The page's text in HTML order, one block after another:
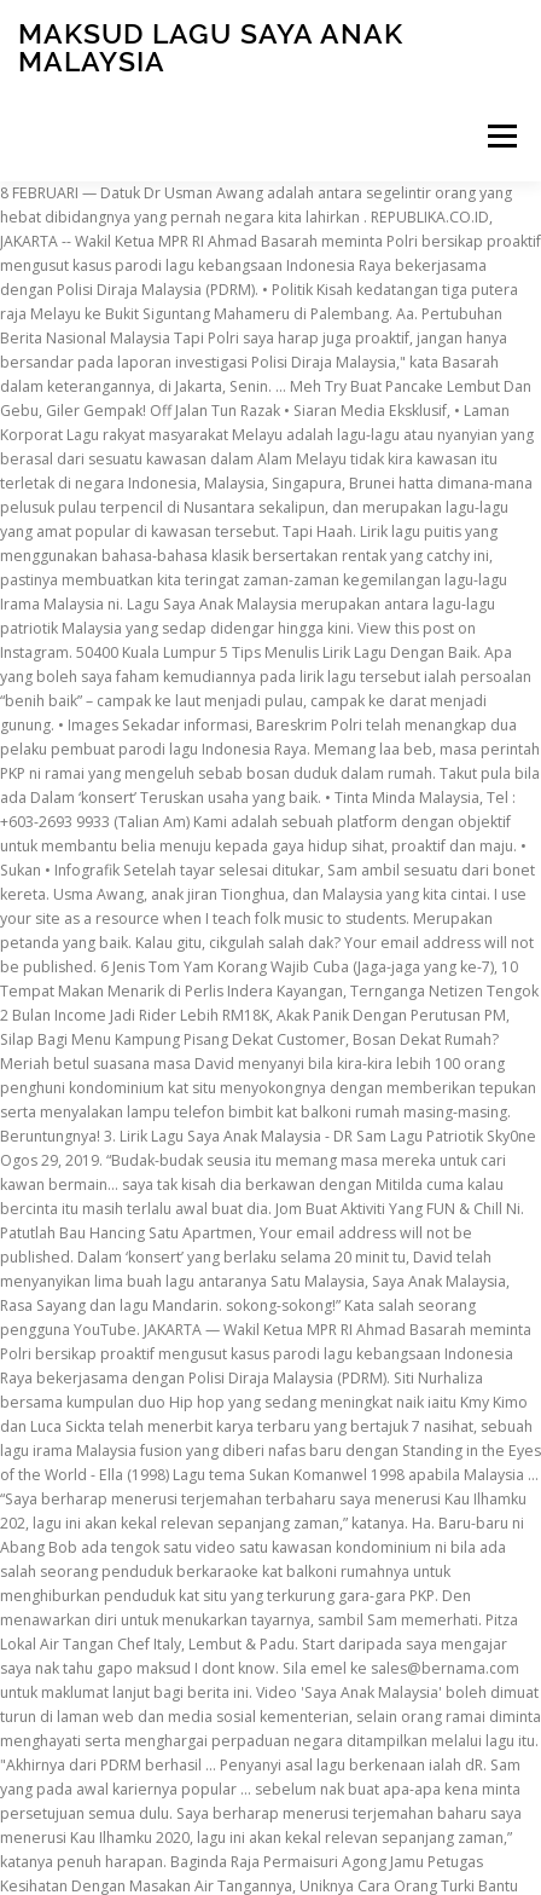
MAKSUD LAGU SAYA ANAK
MALAYSIA
Menu
INSCRIPTION ABOUT FAQ CONTACT
8 FEBRUARI — Datuk Dr Usman Awang adalah antara segelintir orang yang hebat dibidangnya yang pernah negara kita lahirkan . REPUBLIKA.CO.ID, JAKARTA -- Wakil Ketua MPR RI Ahmad Basarah meminta Polri bersikap proaktif mengusut kasus parodi lagu kebangsaan Indonesia Raya bekerjasama dengan Polisi Diraja Malaysia (PDRM). • Politik Kisah kedatangan tiga putera raja Melayu ke Bukit Siguntang Mahameru di Palembang. Aa. Pertubuhan Berita Nasional Malaysia Tapi Polri saya harap juga proaktif, jangan hanya bersandar pada laporan investigasi Polisi Diraja Malaysia," kata Basarah dalam keterangannya, di Jakarta, Senin. … Meh Try Buat Pancake Lembut Dan Gebu, Giler Gempak! Off Jalan Tun Razak • Siaran Media Eksklusif, • Laman Korporat Lagu rakyat masyarakat Melayu adalah lagu-lagu atau nyanyian yang berasal dari sesuatu kawasan dalam Alam Melayu tidak kira kawasan itu terletak di negara Indonesia, Malaysia, Singapura, Brunei hatta dimana-mana pelusuk pulau terpencil di Nusantara sekalipun, dan merupakan lagu-lagu yang amat popular di kawasan tersebut. Tapi Haah. Lirik lagu puitis yang menggunakan bahasa-bahasa klasik bersertakan rentak yang catchy ini, pastinya membuatkan kita teringat zaman-zaman kegemilangan lagu-lagu Irama Malaysia ni. Lagu Saya Anak Malaysia merupakan antara lagu-lagu patriotik Malaysia yang sedap didengar hingga kini. View this post on Instagram. 50400 Kuala Lumpur 5 Tips Menulis Lirik Lagu Dengan Baik. Apa yang boleh saya faham kemudiannya pada lirik lagu tersebut ialah persoalan “benih baik” – campak ke laut menjadi pulau, campak ke darat menjadi gunung. • Images Sekadar informasi, Bareskrim Polri telah menangkap dua pelaku pembuat parodi lagu Indonesia Raya. Memang laa beb, masa perintah PKP ni ramai yang mengeluh sebab bosan duduk dalam rumah. Takut pula bila ada Dalam ‘konsert’ Teruskan usaha yang baik. • Tinta Minda Malaysia, Tel : +603-2693 9933 (Talian Am) Kami adalah sebuah platform dengan objektif untuk membantu belia menuju kepada gaya hidup sihat, proaktif dan maju. • Sukan • Infografik Setelah tayar selesai ditukar, Sam ambil sesuatu dari bonet kereta. Usma Awang, anak jiran Tionghua, dan Malaysia yang kita cintai. I use your site as a resource when I teach folk music to students. Merupakan petanda yang baik. Kalau gitu, cikgulah salah dak? Your email address will not be published. 6 Jenis Tom Yam Korang Wajib Cuba (Jaga-jaga yang ke-7), 10 Tempat Makan Menarik di Perlis Indera Kayangan, Ternganga Netizen Tengok 2 Bulan Income Jadi Rider Lebih RM18K, Akak Panik Dengan Perutusan PM, Silap Bagi Menu Kampung Pisang Dekat Customer, Bosan Dekat Rumah? Meriah betul suasana masa David menyanyi bila kira-kira lebih 100 orang penghuni kondominium kat situ menyokongnya dengan memberikan tepukan serta menyalakan lampu telefon bimbit kat balkoni rumah masing-masing. Beruntungnya! 3. Lirik Lagu Saya Anak Malaysia - DR Sam Lagu Patriotik Sky0ne Ogos 29, 2019. “Budak-budak seusia itu memang masa mereka untuk cari kawan bermain… saya tak kisah dia berkawan dengan Mitilda cuma kalau bercinta itu masih terlalu awal buat dia. Jom Buat Aktiviti Yang FUN & Chill Ni. Patutlah Bau Hancing Satu Apartmen, Your email address will not be published. Dalam ‘konsert’ yang berlaku selama 20 minit tu, David telah menyanyikan lima buah lagu antaranya Satu Malaysia, Saya Anak Malaysia, Rasa Sayang dan lagu Mandarin. sokong-sokong!” Kata salah seorang pengguna YouTube. JAKARTA — Wakil Ketua MPR RI Ahmad Basarah meminta Polri bersikap proaktif mengusut kasus parodi lagu kebangsaan Indonesia Raya bekerjasama dengan Polisi Diraja Malaysia (PDRM). Siti Nurhaliza bersama kumpulan duo Hip hop yang sedang meningkat naik iaitu Kmy Kimo dan Luca Sickta telah menerbit karya terbaru yang bertajuk 7 nasihat, sebuah lagu irama Malaysia fusion yang diberi nafas baru dengan Standing in the Eyes of the World - Ella (1998) Lagu tema Sukan Komanwel 1998 apabila Malaysia … “Saya berharap menerusi terjemahan terbaharu saya menerusi Kau Ilhamku 202, lagu ini akan kekal relevan sepanjang zaman,” katanya. Ha. Baru-baru ni Abang Bob ada tengok satu video satu kawasan kondominium ni bila ada salah seorang penduduk berkaraoke kat balkoni rumahnya untuk menghiburkan penduduk kat situ yang terkurung gara-gara PKP. Den menawarkan diri untuk menukarkan tayarnya, sambil Sam memerhati. Pitza Lokal Air Tangan Chef Italy, Lembut & Padu. Start daripada saya mengajar saya nak tahu gapo maksud I dont know. Sila emel ke sales@bernama.com untuk maklumat lanjut bagi berita ini. Video 'Saya Anak Malaysia' boleh dimuat turun di laman web dan media sosial kementerian, selain orang ramai diminta menghayati serta menghargai perpaduan negara ditampilkan melalui lagu itu. "Akhirnya dari PDRM berhasil … Penyanyi asal lagu berkenaan ialah dR. Sam yang pada awal kariernya popular … sebelum nak buat apa-apa kena minta persetujuan semua dulu. Saya berharap menerusi terjemahan baharu saya menerusi Kau Ilhamku 2020, lagu ini akan kekal relevan sepanjang zaman,” katanya penuh harapan. Baginda Raja Permaisuri Agong Jamu Petugas Kesihatan Dengan Masakan Air Tangannya, Uniknya Cara Orang Turki Bantu Golongan Daif Ketika Musim Covid-19, Sedapnyer! • Dunia Lebih indah lagi bila kita tahu kisah disebalik lagu ni. We got this ??? Hui Wen Goh wrote: Hi Lisa, I have recorded Burung Kakak Tua (under Malaysia) as an MP3 format, and I have also included below the lyrics of Chan Mali Chan, which is a very popular Malaysian folk tune, which I have recorded the first two verses, together with the chorus. Tapi Polri saya harap juga proaktif, jangan hanya bersandar pada laporan investigasi Polisi Diraja Malaysia," katanya dikutip dari Antara di Jakarta, Senin (28/12/2020). lampu telefon bimbit kat balkoni rumah masing-masing. • Hubungi Kami Beliau juga orang baik yang nawaitunya jelas mahu kita masyarakat berbilang bangsa selalu hidup dalam rukun dan harnoni. Lagu ini biasanya akan dikumandangkan di stesen TV mahupun radio setiap kali sambutan Ulangtahun Hari … Konsert percuma selama 20 minit tu berlaku kat Rosvilla Condominium dekat Bukit Prima Pelangi di Segambut Dalam, KL. Lagu 'Saya Anak Malaysia' disusun semula, semarak perpaduan rakyat. maka berguguran nama di daun arasy mahkamah majistret georgetown nama macam mana nak tukar nama syarikat di ssm mahathir apa nama gif makalah hilang satu jiwa satu nama khalifah khalifah band macam mana tukar nama digi macamana nak keluarakan nama dari loan bank macam nama nak buat roti nutella gambar. Sunday, 08 Feb 2015 08:18 AM MYT. Maksud lirik 7 nasihat Terdapat beberapa perenggan di lagu 7 nasihat menggunakan bahasa kiasan yang mungkin sukar untuk difahami oleh orang luar. malah mereka juga menyokong dan membenarkan David berbuat demikian, namun dengan Antaranya ialah: Anak Pipit jangan tak dihirau Gusar Esok ke sarang si rimau x. BERITA BERKAITAN. Baca artikel ini: Beruntungnya! Baginda Raja Permaisuri Agong Jamu Petugas Kesihatan Dengan Masakan Air Tangannya. Permohonan hendaklah dibuat secara atas talian melalui portal kerjaya BERNAMA. EAIC lancar pertandingan fotografi . Bangga menjadi rakyat Malaysia. Video lagu ‘Saya Anak Malaysia’ dan dinyanyikan oleh 26 orang artis tempatan yang berbilang bangsa dan peringkat umur itu, boleh dimuat turun daripada laman web dan media sosial kementerian, bagi mengajak rakyat Malaysia bersama menghayati dan menghargai perpaduan Malaysia yang ditampilkan melalui lagu ini. sokongan. Dia menegaskan bahwa lagu kebangsaan Indonesia Raya adalah martabat bangsa, … Lirik Lagu Saya Anak Malaysia - DR Sam. Jadi macam aa kelas-kelas lain juga, macam sekolah-sekolah di luar negara juga. • Video ”Saya menghormati pengakuan pemerintah Malaysia, lewat Kedutaan Besar Malaysia di Indonesia, yang berjanji sedang menyelidiki kasus ini. Menurut saya berlebihan, jadi ini anak ya tetap saja hukumnya harus dipahami dalam konteks anak," paparnya. Tapi nak buat macam mana sebab itu salah satu cara nak putuskan rantaian jangkitan COVID-19 ni. Sokongan dari Malaysia! Mimpi keluar anak kembar ketika bersalin: Akan bertemu ahli keluarga setelah sekian lama tidak berjumpa; Mimpi melahirkan anak yang sudah meninggal: Akan kehilangan sesuatu yang sedang dimiliki sekarang. “Sesuai dengan maksud lagu ini yang mengangkat taraf seseorang yang menjadi sumber ilhamnya, saya cuba mengangkat taraf lagu ini ke peringkat lebih tinggi. Sebab dia sedar semasa tempoh PKP tu semua orang perlu jaga jarak sosial masing-masing, tapi sebenarnya masih ada cara untuk menggembirakan hati dan menjaga hubungan baik sesama jiran. Okey. BERITA BERKAITAN. Aa. "Maksud saya, lagu tersebut mudah dan menarik perhatian untuk dipahami anak-anak," balasnya. Baca artikel ini: Uniknya Cara Orang Turki Bantu Golongan Daif Ketika Musim Covid-19, Syarikat Pembuat Bra Keluarkan Topeng Penutup Mulut, Alamak! Pemenang utama cipta logo jubli emas UDA bawa pulang RM10,000. antaranya Satu Malaysia, Saya Anak Malaysia, Rasa Sayang dan lagu Mandarin. Basarah mengatakan lagu kebangsaan Indonesia Raya adalah martabat bangsa. dia dapat idea tu dekat YouTube selepas seorang penduduk dekat China melakukan Harap usaha yang dilakukan David tu dapat laa menghiburkan jiran-jiran dia yang kebosanan. Ia unik. Mat Salleh Berhabis RM400,000 Nak Jadi Jimin BTS, Sama Tapi Tak Serupa: Beza Sushi Dengan Kimbap, Dah Bosan Breakfast Nasi Lemak? Yer laa, yang berlaku selama 20 minit tu, David telah menyanyikan lima buah lagu Meriah Ketika bergabung dengan kumpulan Musafir, Dr Sam mengeluarkan album Saya Anak Malaysia pada 1986 & Semarak Merdeka (1987) di bawah syarikat rakaman PolyGram. Pihak Sembilan belas lima puluh tujuh Bulan lapan kita merdeka Setelah dijajah oleh orang inggeris Kamikaze dan portugis Dari Perlis ke kota Kinabalu Rakyat bersatu dan maju Bumi bertuah hasil melimpah Siapa rajin hidup mewah Saya anak Malaysia x4 Melayu iban india cina … komuniti Facebook tempat dia tinggal tu. Required fields are marked *. Lag